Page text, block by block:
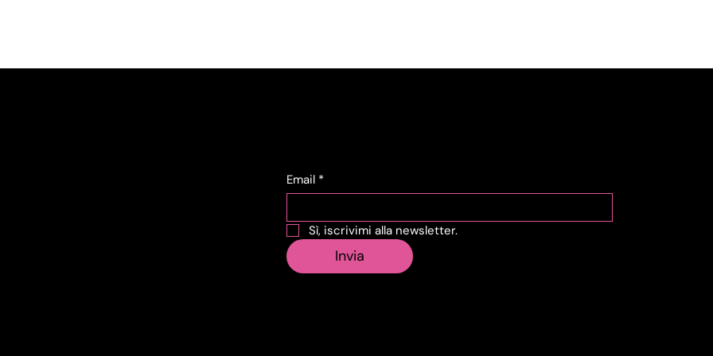
Email *
Sì, iscrivimi alla newsletter.
Invia